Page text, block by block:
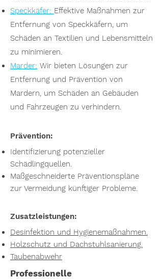
Speckkäfer: Effektive Maßnahmen zur
Entfernung von Speckkäfern, um
Schäden an Textilien und Lebensmitteln
zu minimieren.
Marder: Wir bieten Lösungen zur
Entfernung und Prävention von
Mardern, um Schäden an Gebäuden
und Fahrzeugen zu verhindern.
Prävention:
Identifizierung potenzieller
Schädlingquellen.
Maßgeschneiderte Präventionspläne
zur Vermeidung künftiger Probleme.
Zusatzleistungen:
Desinfektion und Hygienemaßnahmen.
Holzschutz und Dachstuhlsanierung.
Taubenabwehr
Professionelle